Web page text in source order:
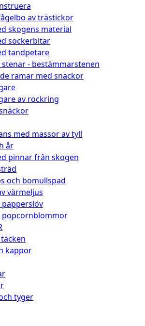
av trästickor
skogens material
sockerbitar
tandpetare
- bestämmarstenen
ramar med snäckor
av rockring
med massor av tyll
år
pinnar från skogen
och bomullspad
värmeljus
papperslöv
popcornblommor
kappor
tyger